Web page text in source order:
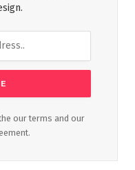
our terms and our